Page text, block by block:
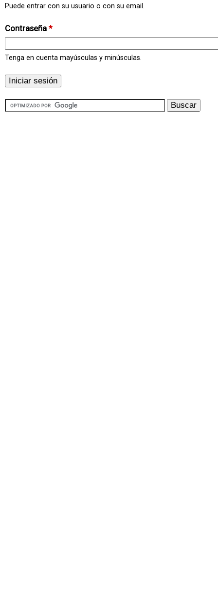
Puede entrar con su usuario o con su email.
Contraseña *
Tenga en cuenta mayúsculas y minúsculas.